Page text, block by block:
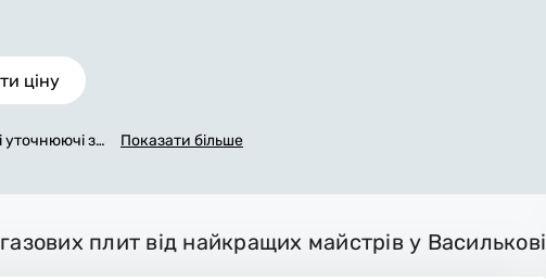
ціну
уточнюючі за
матері
Показати більше
плит від найкращих майстрів у Василькові